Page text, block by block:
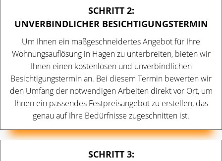
SCHRITT 2:
UNVERBINDLICHER BESICHTIGUNGSTERMIN
Um Ihnen ein maßgeschneidertes Angebot für Ihre
Wohnungsauflösung in Hagen zu unterbreiten, bieten wir
Ihnen einen kostenlosen und unverbindlichen
Besichtigungstermin an. Bei diesem Termin bewerten wir
den Umfang der notwendigen Arbeiten direkt vor Ort, um
Ihnen ein passendes Festpreisangebot zu erstellen, das
genau auf Ihre Bedürfnisse zugeschnitten ist.
SCHRITT 3: